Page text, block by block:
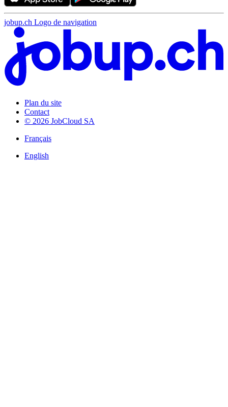
jobup.ch Logo de navigation
Plan du site
Contact
© 2026 JobCloud SA
Français
English